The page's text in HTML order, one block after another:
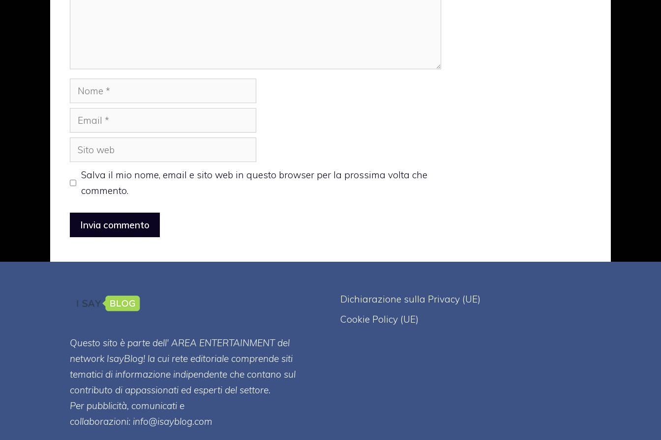
Nome
Email
Sito
web
Salva il mio nome, email e sito web in questo browser per la prossima volta che
commento.
Questo sito è parte dell' AREA ENTERTAINMENT del
network IsayBlog! la cui rete editoriale comprende siti
tematici di informazione indipendente che contano sul
contributo di appassionati ed esperti del settore.
Per pubblicità, comunicati e
collaborazioni: info@isayblog.com
Dichiarazione sulla Privacy (UE)
Cookie Policy (UE)